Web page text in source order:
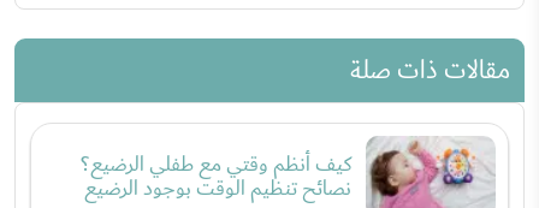
مقالات ذات صلة
كيف أنظم وقتي مع طفلي الرضيع؟
نصائح تنظيم الوقت بوجود الرضيع